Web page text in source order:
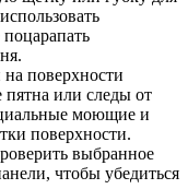
на поверхности
пятна или следы от
моющие и
поверхности.
выбранное
чтобы убедиться